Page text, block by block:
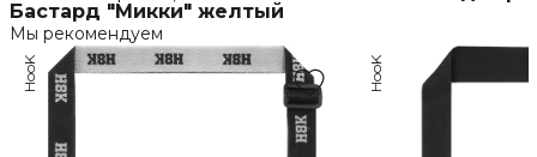
Бастард "Микки" желтый
Мы рекомендуем
HooK HooK